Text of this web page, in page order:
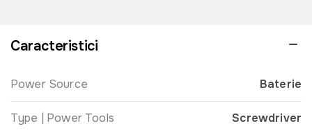
Caracteristici
Power Source Baterie
Type | Power Tools Screwdriver